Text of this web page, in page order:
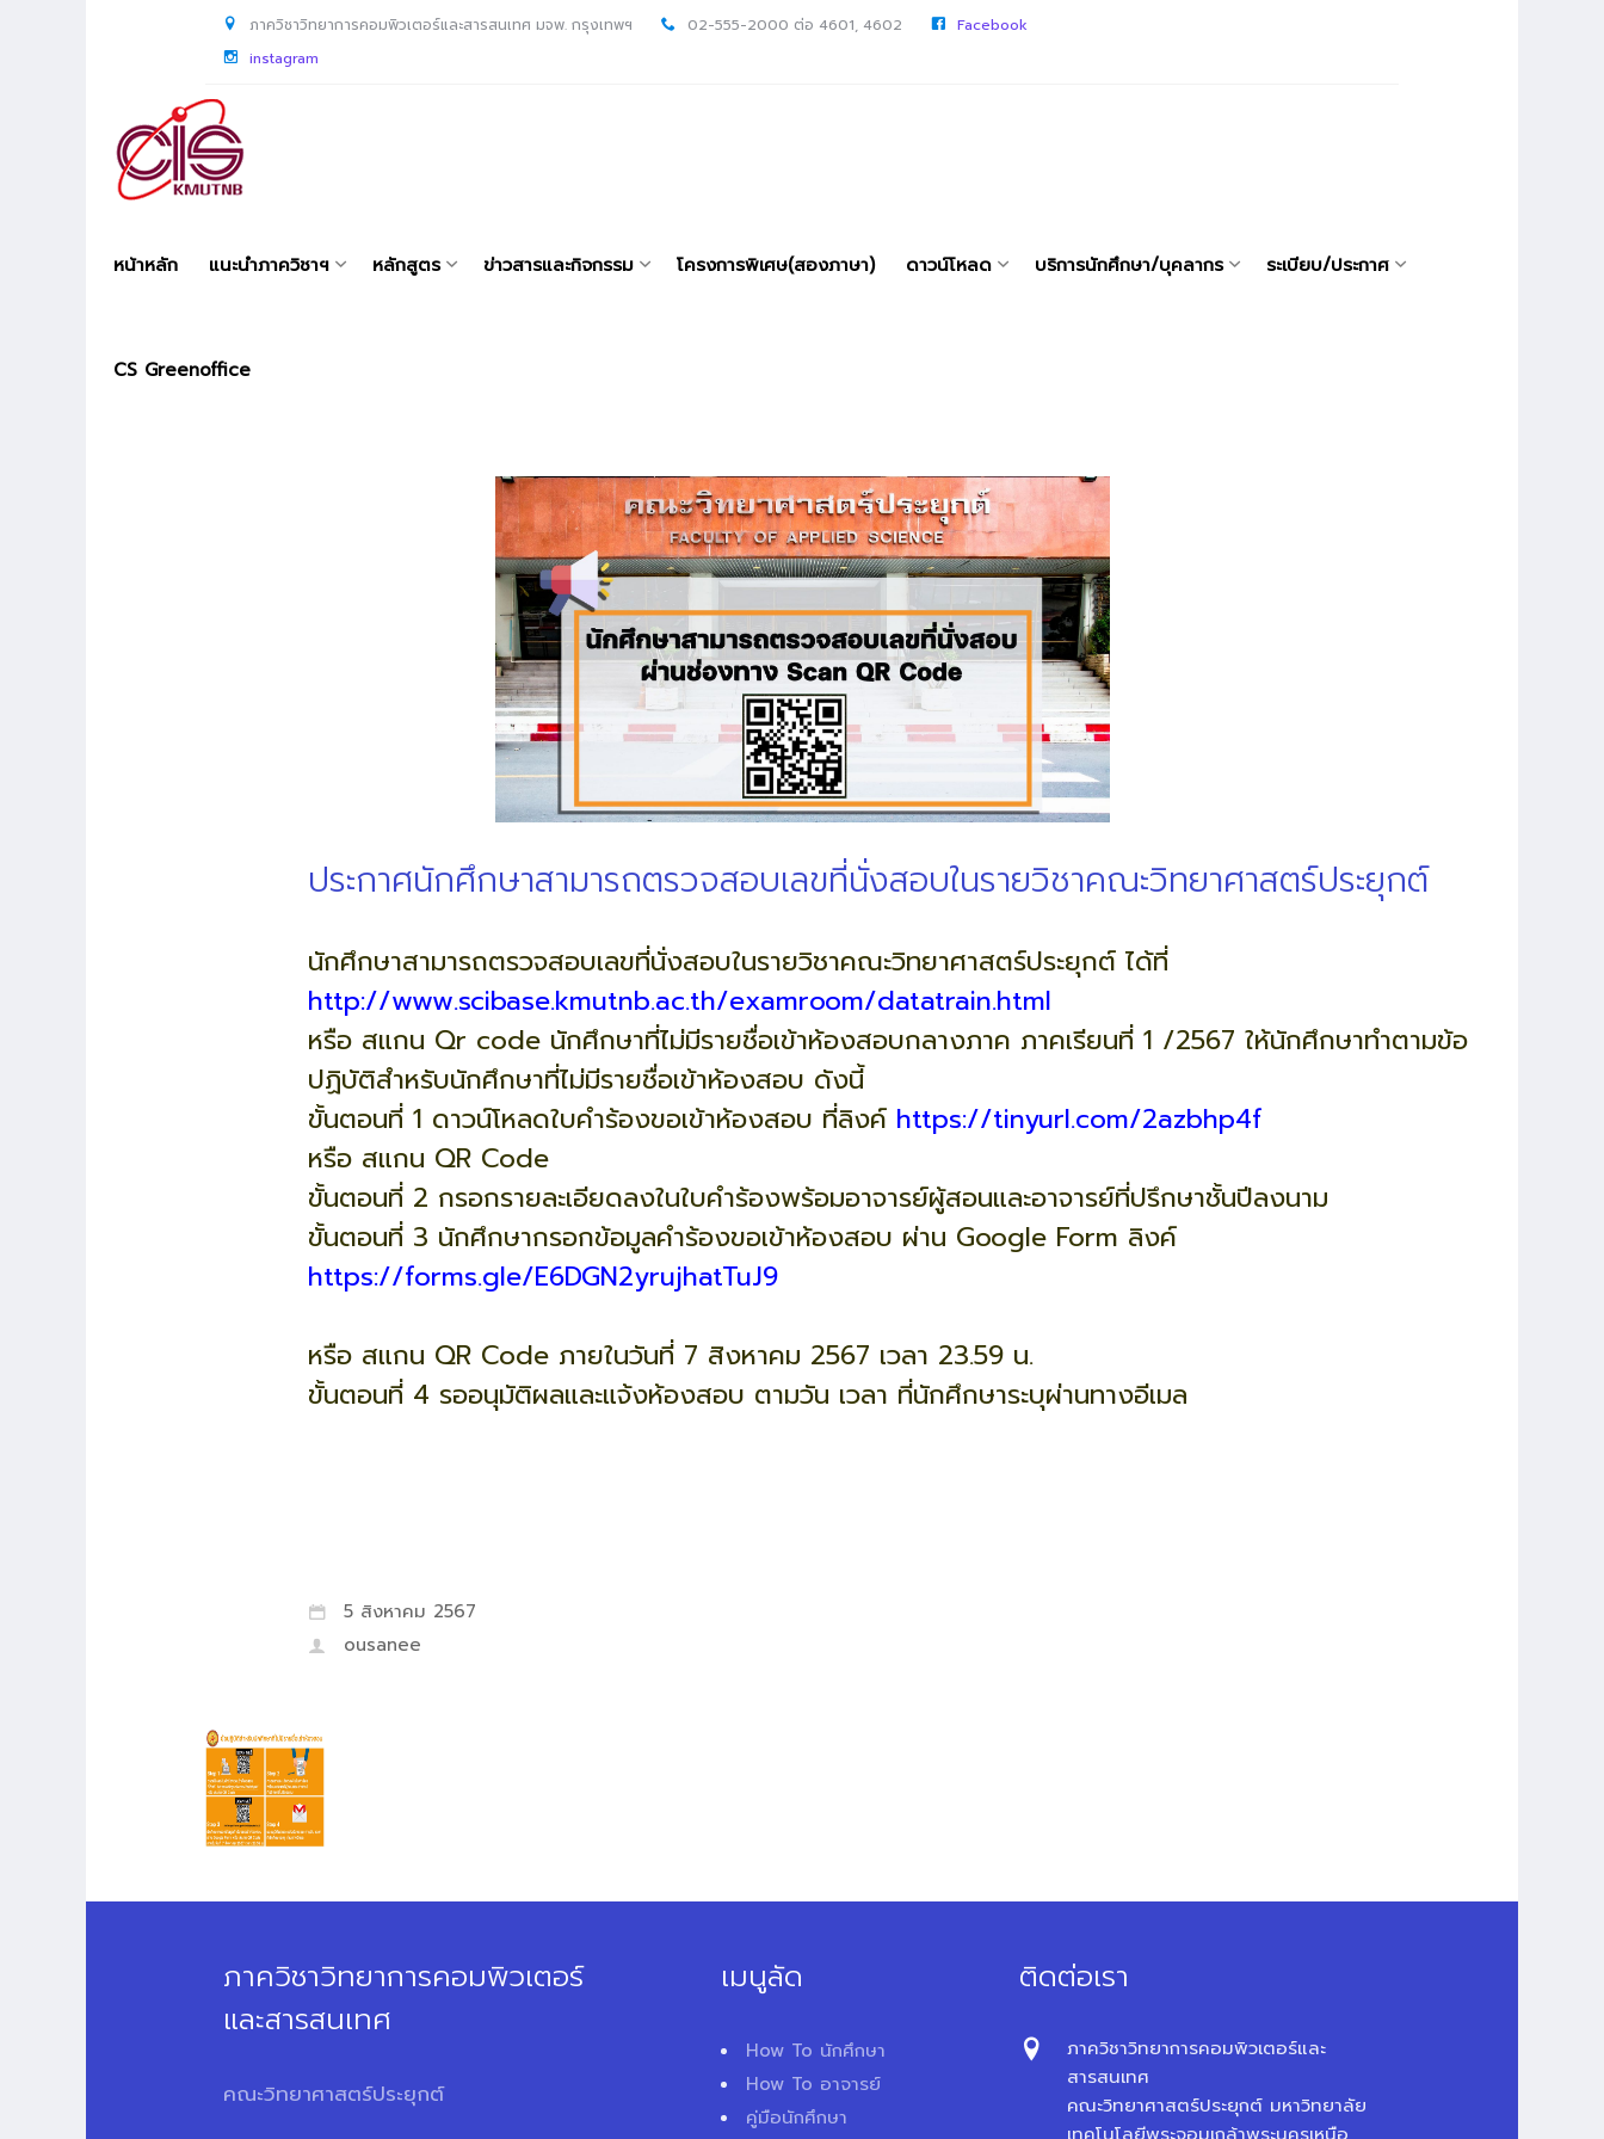
ภาควิชาวิทยาการคอมพิวเตอร์และสารสนเทศ มจพ. กรุงเทพฯ 02-555-2000 ต่อ 4601, 4602
Facebook
instagram
หน้าหลัก แนะนำภาควิชาฯ หลักสูตร ข่าวสารและกิจกรรม โครงการพิเศษ(สองภาษา) ดาวน์โหลด บริการนักศึกษา/บุคลากร ระเบียบ/ประกาศ
CS Greenoffice
ประกาศนักศึกษาสามารถตรวจสอบเลขที่นั่งสอบในรายวิชาคณะวิทยาศาสตร์ประยุกต์
นักศึกษาสามารถตรวจสอบเลขที่นั่งสอบในรายวิชาคณะวิทยาศาสตร์ประยุกต์ ได้ที่
http://www.scibase.kmutnb.ac.th/examroom/datatrain.html
หรือ สแกน Qr code นักศึกษาที่ไม่มีรายชื่อเข้าห้องสอบกลางภาค ภาคเรียนที่ 1 /2567 ให้นักศึกษาทำตามข้อ
ปฏิบัติสำหรับนักศึกษาที่ไม่มีรายชื่อเข้าห้องสอบ ดังนี้
ขั้นตอนที่ 1 ดาวน์โหลดใบคำร้องขอเข้าห้องสอบ ที่ลิงค์ https://tinyurl.com/2azbhp4f
หรือ สแกน QR Code
ขั้นตอนที่ 2 กรอกรายละเอียดลงในใบคำร้องพร้อมอาจารย์ผู้สอนและอาจารย์ที่ปรึกษาชั้นปีลงนาม
ขั้นตอนที่ 3 นักศึกษากรอกข้อมูลคำร้องขอเข้าห้องสอบ ผ่าน Google Form ลิงค์
https://forms.gle/E6DGN2yrujhatTuJ9
หรือ สแกน QR Code ภายในวันที่ 7 สิงหาคม 2567 เวลา 23.59 น.
ขั้นตอนที่ 4 รออนุมัติผลและแจ้งห้องสอบ ตามวัน เวลา ที่นักศึกษาระบุผ่านทางอีเมล
5 สิงหาคม 2567
ousanee
ภาควิชาวิทยาการคอมพิวเตอร์
และสารสนเทศ
คณะวิทยาศาสตร์ประยุกต์
เมนูลัด
How To นักศึกษา
How To อาจารย์
คู่มือนักศึกษา
ติดต่อเรา
ภาควิชาวิทยาการคอมพิวเตอร์และ
สารสนเทศ
คณะวิทยาศาสตร์ประยุกต์ มหาวิทยาลัย